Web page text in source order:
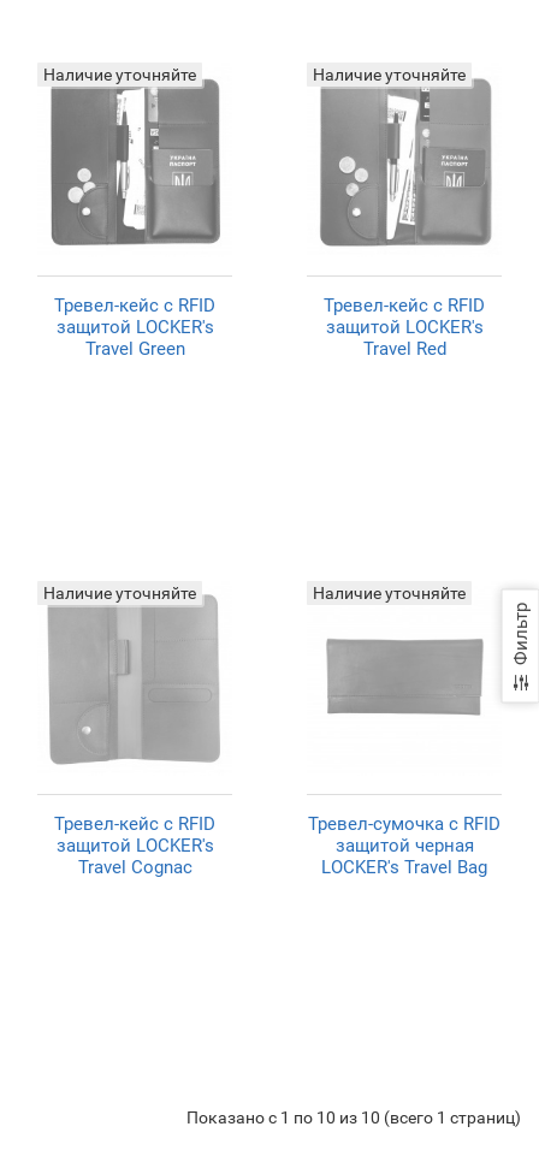
Фильтр
Наличие уточняйте
Тревел-кейс с RFID
защитой LOCKER's
Travel Green
Наличие уточняйте
Тревел-кейс с RFID
защитой LOCKER's
Travel Red
Наличие уточняйте
Тревел-кейс с RFID
защитой LOCKER's
Travel Сognac
Наличие уточняйте
Тревел-сумочка с RFID
защитой черная
LOCKER's Travel Bag
Показано с 1 по 10 из 10 (всего 1 страниц)